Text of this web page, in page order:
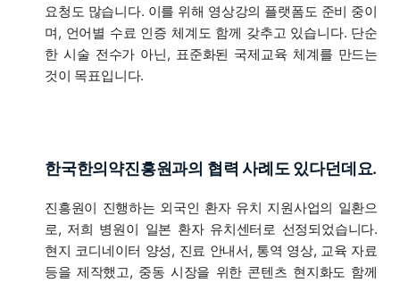
요청도 많습니다. 이를 위해 영상강의 플랫폼도 준비 중이
며, 언어별 수료 인증 체계도 함께 갖추고 있습니다. 단순
한 시술 전수가 아닌, 표준화된 국제교육 체계를 만드는
것이 목표입니다.
한국한의약진흥원과의 협력 사례도 있다던데요.
진흥원이 진행하는 외국인 환자 유치 지원사업의 일환으
로, 저희 병원이 일본 환자 유치센터로 선정되었습니다.
현지 코디네이터 양성, 진료 안내서, 통역 영상, 교육 자료
등을 제작했고, 중동 시장을 위한 콘텐츠 현지화도 함께